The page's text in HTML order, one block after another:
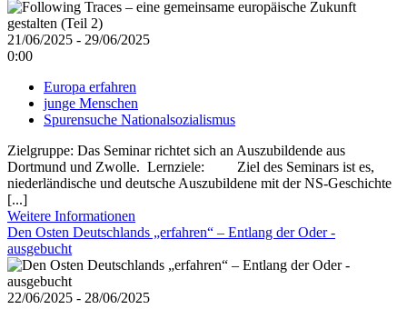
21/06/2025 - 29/06/2025
0:00
Europa erfahren
junge Menschen
Spurensuche Nationalsozialismus
Zielgruppe: Das Seminar richtet sich an Auszubildende aus
Dortmund und Zwolle. Lernziele: Ziel des Seminars ist es,
niederländische und deutsche Auszubildene mit der NS-Geschichte
[...]
Weitere Informationen
Den Osten Deutschlands „erfahren“ – Entlang der Oder -
ausgebucht
22/06/2025 - 28/06/2025